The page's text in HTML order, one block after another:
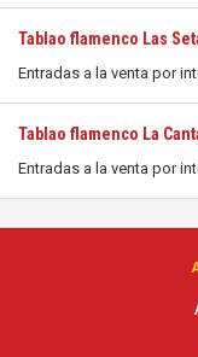
Tablao flamenco Las
Entradas a la venta por
Tablao flamenco La
Entradas a la venta por